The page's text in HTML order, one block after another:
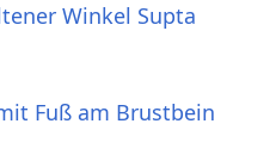
Winkel Supta
Fuß am Brustbein